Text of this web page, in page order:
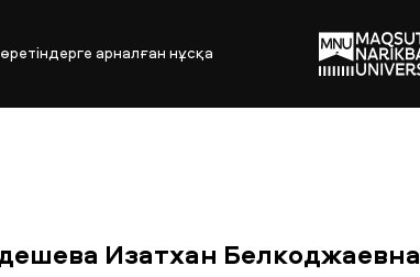
арналған нұсқа
Изатхан Белкоджаевна